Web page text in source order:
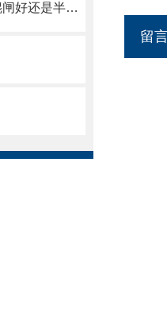
景区票务系统:全自动三辊闸好还是半自动三辊闸好
留